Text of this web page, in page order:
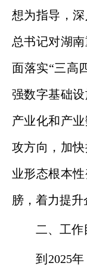
想为指导，
总书记对湖
面落实“三高
强数字基础
产业化和产
攻方向，加
业形态根本
膀，着力提升
二、工作
到2025